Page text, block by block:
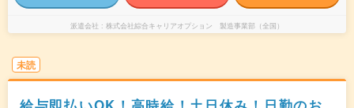
派遣会社 株式会社綜合キャリアオプション 製造事業部（全国）
未読